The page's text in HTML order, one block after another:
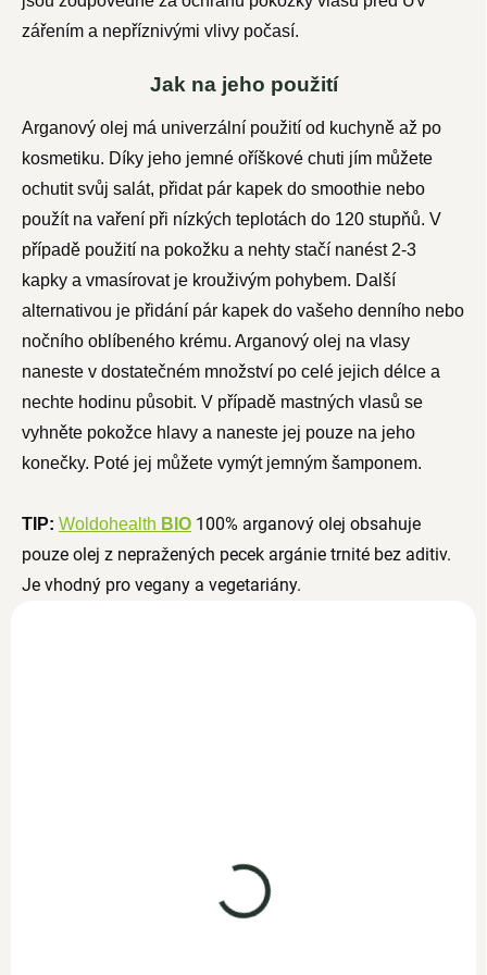
zářením a nepříznivými vlivy počasí.
Jak na jeho použití
Arganový olej má univerzální použití od kuchyně až po
kosmetiku. Díky jeho jemné oříškové chuti jím můžete
ochutit svůj salát, přidat pár kapek do smoothie nebo
použít na vaření při nízkých teplotách do 120 stupňů. V
případě použití na pokožku a nehty stačí nanést 2-3
kapky a vmasírovat je krouživým pohybem. Další
alternativou je přidání pár kapek do vašeho denního nebo
nočního oblíbeného krému. Arganový olej na vlasy
naneste v dostatečném množství po celé jejich délce a
nechte hodinu působit. V případě mastných vlasů se
vyhněte pokožce hlavy a naneste jej pouze na jeho
konečky. Poté jej můžete vymýt jemným šamponem.
TIP: Woldohealth BIO 100% arganový olej obsahuje
pouze olej z nepražených pecek argánie trnité bez aditiv.
Je vhodný pro vegany a vegetariány.